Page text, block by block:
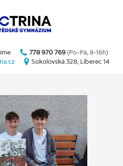
778 970 769 (Po-Pá, 8-16h)
Sokolovská 328, Liberec 14